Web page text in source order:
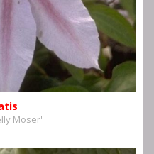
Moser'